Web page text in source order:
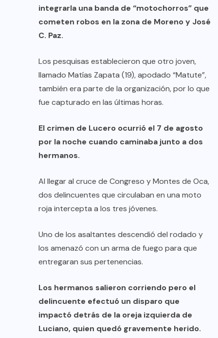
integrarla una banda de “motochorros” que
cometen robos en la zona de Moreno y José
C. Paz.
Los pesquisas establecieron que otro joven,
llamado Matías Zapata (19), apodado “Matute”,
también era parte de la organización, por lo que
fue capturado en las últimas horas.
El crimen de Lucero ocurrió el 7 de agosto
por la noche cuando caminaba junto a dos
hermanos.
Al llegar al cruce de Congreso y Montes de Oca,
dos delincuentes que circulaban en una moto
roja intercepta a los tres jóvenes.
Uno de los asaltantes descendió del rodado y
los amenazó con un arma de fuego para que
entregaran sus pertenencias.
Los hermanos salieron corriendo pero el
delincuente efectuó un disparo que
impactó detrás de la oreja izquierda de
Luciano, quien quedó gravemente herido.